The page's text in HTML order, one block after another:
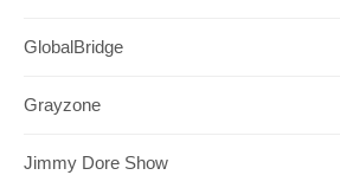
GlobalBridge
Grayzone
Jimmy Dore Show